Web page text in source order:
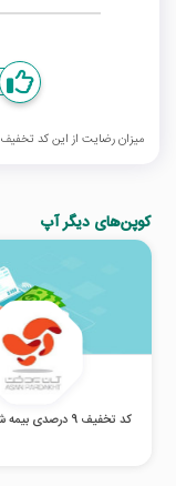
میزان رضایت از این کد تخفیف
کوپن‌های دیگر آپ
کد تخفیف 9 درصدی بیمه شخص ثالث آپ